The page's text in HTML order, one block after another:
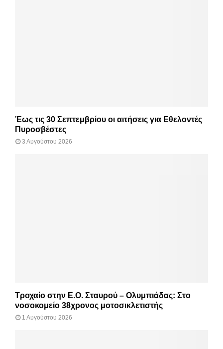
Έως τις 30 Σεπτεμβρίου οι αιτήσεις για Εθελοντές
Πυροσβέστες
3 Αυγούστου 2026
Τροχαίο στην Ε.Ο. Σταυρού – Ολυμπιάδας: Στο
νοσοκομείο 38χρονος μοτοσικλετιστής
1 Αυγούστου 2026